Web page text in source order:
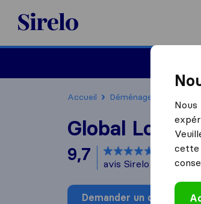
Sirelo.fr
Accueil Déménageurs France
Global
9,7 basé sur
avis Sirelo et Google
Demander un devis
cette